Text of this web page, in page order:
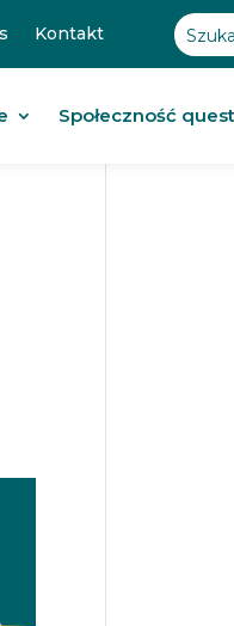
Kontakt
Społeczność